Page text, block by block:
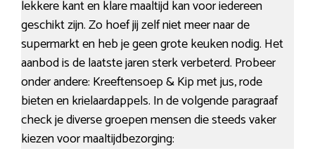
lekkere kant en klare maaltijd kan voor iedereen
geschikt zijn. Zo hoef jij zelf niet meer naar de
supermarkt en heb je geen grote keuken nodig. Het
aanbod is de laatste jaren sterk verbeterd. Probeer
onder andere: Kreeftensoep & Kip met jus, rode
bieten en krielaardappels. In de volgende paragraaf
check je diverse groepen mensen die steeds vaker
kiezen voor maaltijdbezorging: